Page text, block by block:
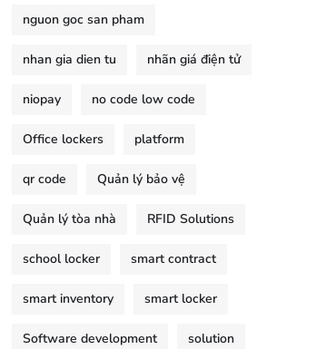
nguon goc san pham
nhan gia dien tu nhãn giá điện tử
niopay no code low code
Office lockers platform
qr code Quản lý bảo vệ
Quản lý tòa nhà RFID Solutions
school locker smart contract
smart inventory smart locker
Software development solution